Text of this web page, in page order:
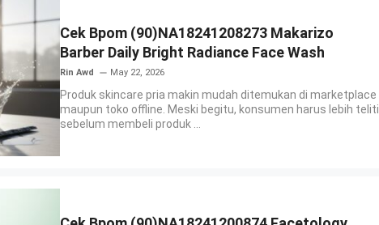
Cek Bpom (90)NA18241208273 Makarizo
Barber Daily Bright Radiance Face Wash
Rin Awd May 22, 2026
Produk skincare pria makin mudah ditemukan di marketplace
maupun toko offline. Meski begitu, konsumen harus lebih teliti
sebelum membeli produk ...